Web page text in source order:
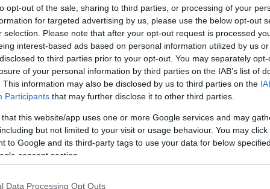
opt-out of the sale, sharing to third parties, or processing of your
for targeted advertising by us, please use the below opt-out
selection. Please note that after your opt-out request is processed
interest-based ads based on personal information utilized by us
to third parties prior to your opt-out. You may separately
of your personal information by third parties on the IAB’s list of
This information may also be disclosed by us to third parties on the
Participants that may further disclose it to other third parties.
that this website/app uses one or more Google services and may
but not limited to your visit or usage behaviour. You may
to Google and its third-party tags to use your data for below
consent section.
Data Processing Opt Outs
Σαν Σήμερα|14.03.2025 00:00
Η Δίκη των 6 του Μπέρμιγχαμ: η
φυλάκισή τους και η αθώωσή 16
χρόνια μετά – Μεγάλη
αποζημίωση για την άδικη
καταδίκη
Η Δίκη και καταδίκη των Έξι, πονάει
ακόμα όσους ενεπλάκησαν και
βρίσκονται πάνω στη Γη...